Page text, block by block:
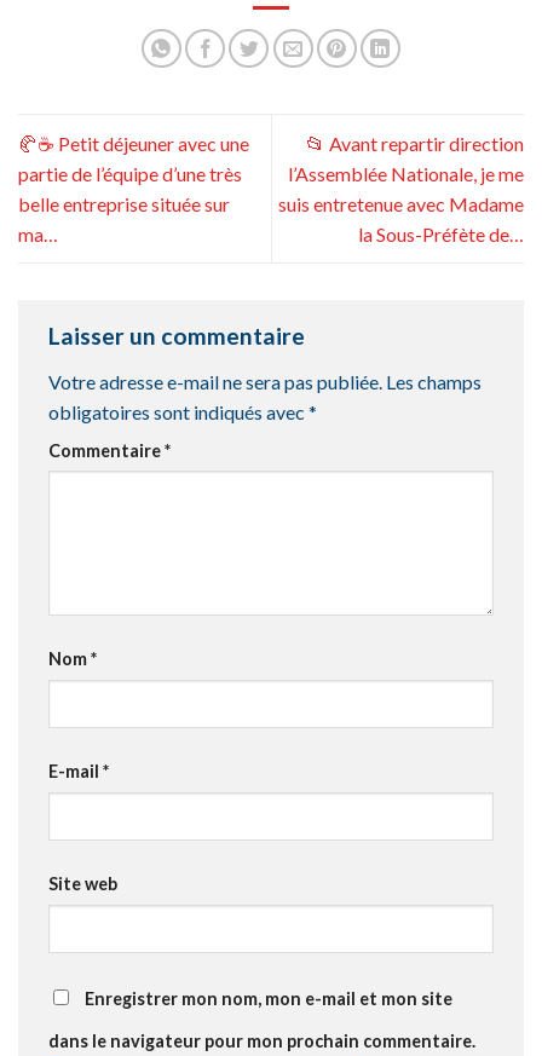
🥐☕️ Petit déjeuner avec une
partie de l’équipe d’une très
belle entreprise située sur
ma…
📂 Avant repartir direction
l’Assemblée Nationale, je me
suis entretenue avec Madame
la Sous-Préfète de…
Laisser un commentaire
Votre adresse e-mail ne sera pas publiée. Les champs
obligatoires sont indiqués avec *
Commentaire*
Nom*
E-mail *
Site web
Enregistrer mon nom, mon e-mail et mon site
dans le navigateur pour mon prochain commentaire.